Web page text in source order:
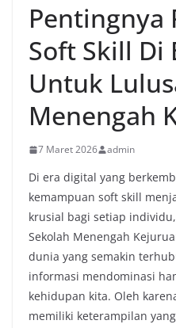
Pentingnya
Soft Skill Di
Untuk
Menengah
7 Maret 2026 admin
Di era digital yang
kemampuan soft skill
krusial bagi setiap
Sekolah Menengah
dunia yang semakin
informasi mendominasi
kehidupan kita. Oleh
memiliki keterampilan